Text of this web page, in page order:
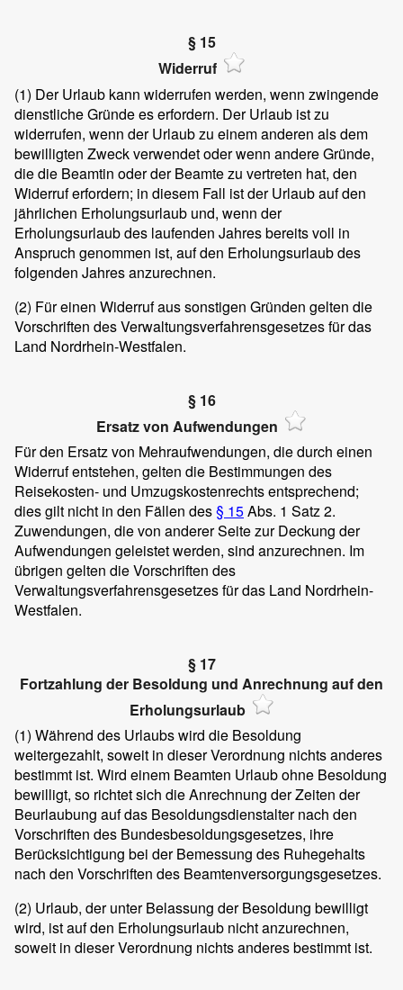
§ 15
Widerruf
(1) Der Urlaub kann widerrufen werden, wenn zwingende
dienstliche Gründe es erfordern. Der Urlaub ist zu
widerrufen, wenn der Urlaub zu einem anderen als dem
bewilligten Zweck verwendet oder wenn andere Gründe,
die die Beamtin oder der Beamte zu vertreten hat, den
Widerruf erfordern; in diesem Fall ist der Urlaub auf den
jährlichen Erholungsurlaub und, wenn der
Erholungsurlaub des laufenden Jahres bereits voll in
Anspruch genommen ist, auf den Erholungsurlaub des
folgenden Jahres anzurechnen.
(2) Für einen Widerruf aus sonstigen Gründen gelten die
Vorschriften des Verwaltungsverfahrensgesetzes für das
Land Nordrhein-Westfalen.
§ 16
Ersatz von Aufwendungen
Für den Ersatz von Mehraufwendungen, die durch einen
Widerruf entstehen, gelten die Bestimmungen des
Reisekosten- und Umzugskostenrechts entsprechend;
dies gilt nicht in den Fällen des§ 15Abs. 1 Satz 2.
Zuwendungen, die von anderer Seite zur Deckung der
Aufwendungen geleistet werden, sind anzurechnen. Im
übrigen gelten die Vorschriften des
Verwaltungsverfahrensgesetzes für das Land Nordrhein-
Westfalen.
§ 17
Fortzahlung der Besoldung und Anrechnung auf den
Erholungsurlaub
(1) Während des Urlaubs wird die Besoldung
weitergezahlt, soweit in dieser Verordnung nichts anderes
bestimmt ist. Wird einem Beamten Urlaub ohne Besoldung
bewilligt, so richtet sich die Anrechnung der Zeiten der
Beurlaubung auf das Besoldungsdienstalter nach den
Vorschriften des Bundesbesoldungsgesetzes, ihre
Berücksichtigung bei der Bemessung des Ruhegehalts
nach den Vorschriften des Beamtenversorgungsgesetzes.
(2) Urlaub, der unter Belassung der Besoldung bewilligt
wird, ist auf den Erholungsurlaub nicht anzurechnen,
soweit in dieser Verordnung nichts anderes bestimmt ist.